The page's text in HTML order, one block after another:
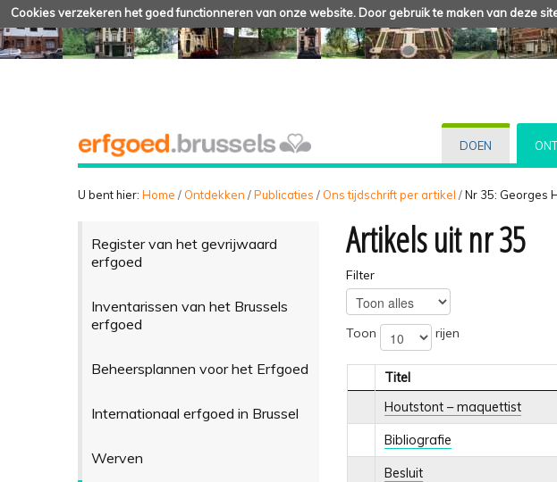
Cookies verzekeren het goed functionneren van onze website. Door gebruik te maken van deze
DOEN
U bent hier: Home / Ontdekken /Publicaties / Ons tijdschrift per artikel /Nr 35: Georges
Register van het gevrijwaard
erfgoed
Inventarissen van het Brussels
erfgoed
Beheersplannen voor het Erfgoed
Internationaal erfgoed in Brussel
Werven
Artikels uit nr 35
Filter
Toon rijen
Titel
Houtstont – maquettist
Bibliografie
Besluit